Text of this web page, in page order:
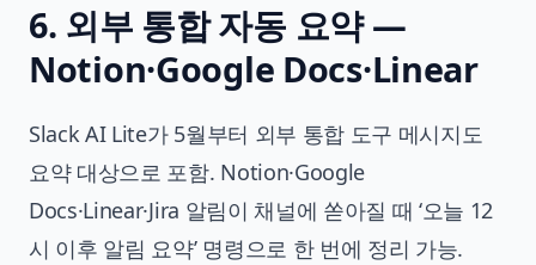
6. 외부 통합 자동 요약 —
Notion·Google Docs·Linear
Slack AI Lite가 5월부터 외부 통합 도구 메시지도
요약 대상으로 포함. Notion·Google
Docs·Linear·Jira 알림이 채널에 쏟아질 때 ‘오늘 12
시 이후 알림 요약’ 명령으로 한 번에 정리 가능.